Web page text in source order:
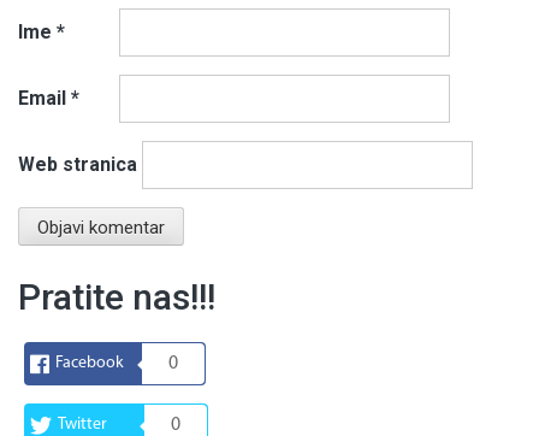
Ime *
Email *
Web stranica
Pratite nas!!!
Facebook 0
Twitter 0